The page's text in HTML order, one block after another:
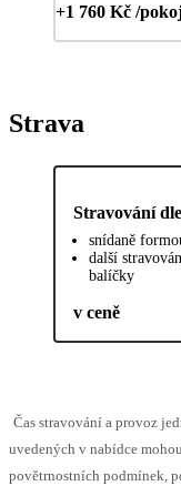
+1 760 Kč /
Strava
Stravování
snídaně
další
balíčky
v ceně
Čas stravování a provoz
uvedených v nabídce
povětrnostních podmínek,